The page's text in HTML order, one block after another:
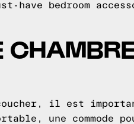
bedroom
coucher, il est
une commode